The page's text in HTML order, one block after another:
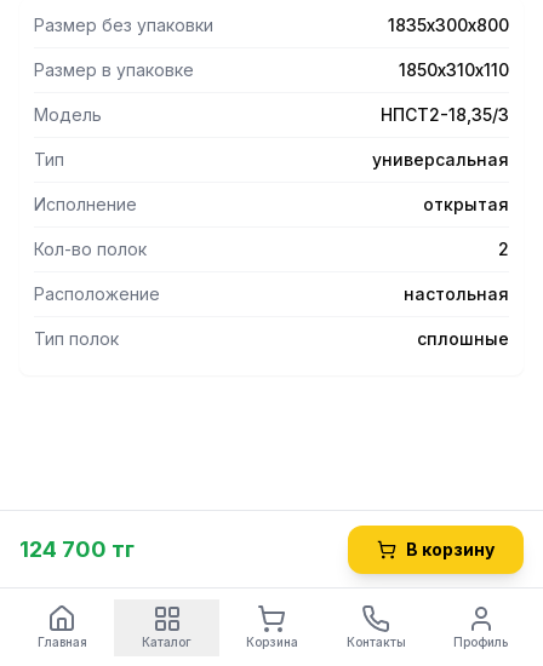
Размер без упаковки 1835х300х800
Размер в упаковке 1850х310х110
Модель НПСТ2-18,35/3
Тип универсальная
Исполнение открытая
Кол-во полок 2
Расположение настольная
Тип полок сплошные
124 700 тг В корзину
Главная Каталог Корзина Контакты Профиль